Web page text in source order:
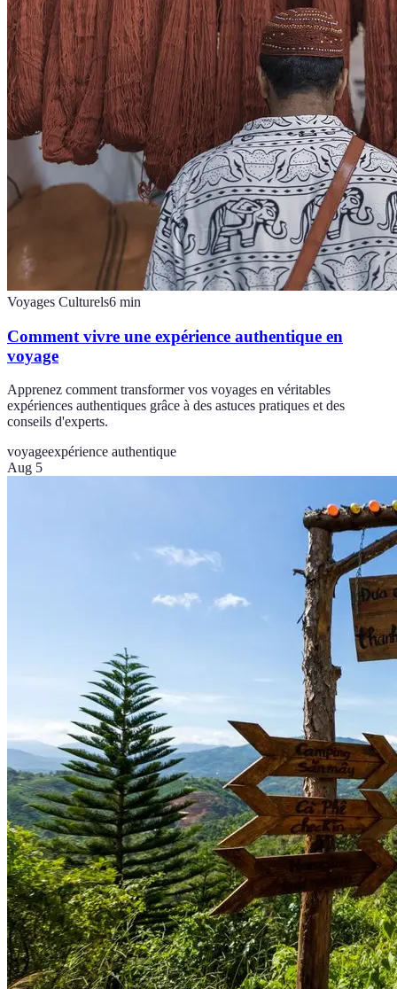
Voyages Culturels6 min
Comment vivre une expérience authentique en
voyage
Apprenez comment transformer vos voyages en véritables
expériences authentiques grâce à des astuces pratiques et des
conseils d'experts.
voyageexpérience authentique
Aug 5